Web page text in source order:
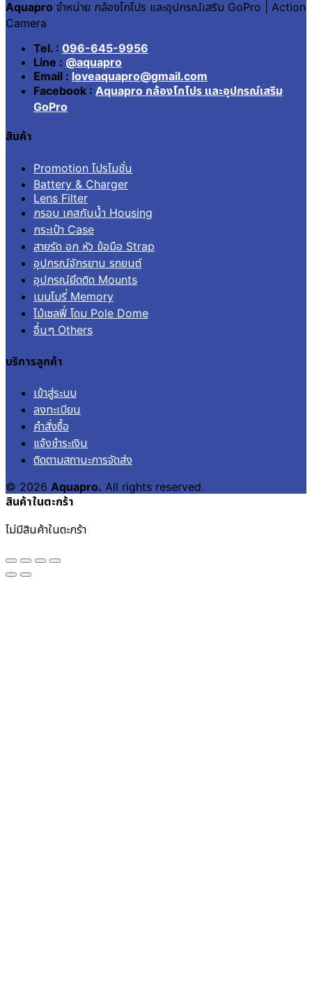
Aquapro จำหน่าย กล้องโกโปร และอุปกรณ์เสริม GoPro | Action
Camera
Tel. : 096-645-9956
Line : @aquapro
Email : loveaquapro@gmail.com
Facebook : Aquapro กล้องโกโปร และอุปกรณ์เสริม
GoPro
สินค้า
Promotion โปรโมชั่น
Battery & Charger
Lens Filter
กรอบ เคสกันน้ำ Housing
กระเป๋า Case
สายรัด อก หัว ข้อมือ Strap
อุปกรณ์จักรยาน รถยนต์
อุปกรณ์ยึดติด Mounts
เมมโมรี่ Memory
ไม้เซลฟี่ โดม Pole Dome
อื่นๆ Others
บริการลูกค้า
เข้าสู่ระบบ
ลงทะเบียน
คำสั่งซื้อ
แจ้งชำระเงิน
ติดตามสถานะการจัดส่ง
© 2026 Aquapro. All rights reserved.
สินค้าในตะกร้า
ไม่มีสินค้าในตะกร้า